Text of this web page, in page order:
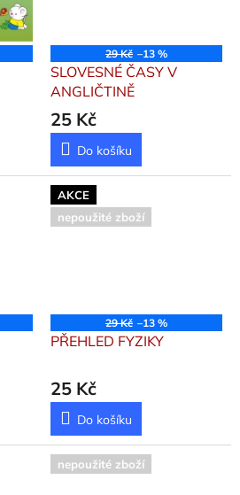
29 Kč –13 %
SLOVESNÉ ČASY V
ANGLIČTINĚ
25 Kč
Do košíku
AKCE
nepoužité zboží
29 Kč –13 %
PŘEHLED FYZIKY
25 Kč
Do košíku
nepoužité zboží